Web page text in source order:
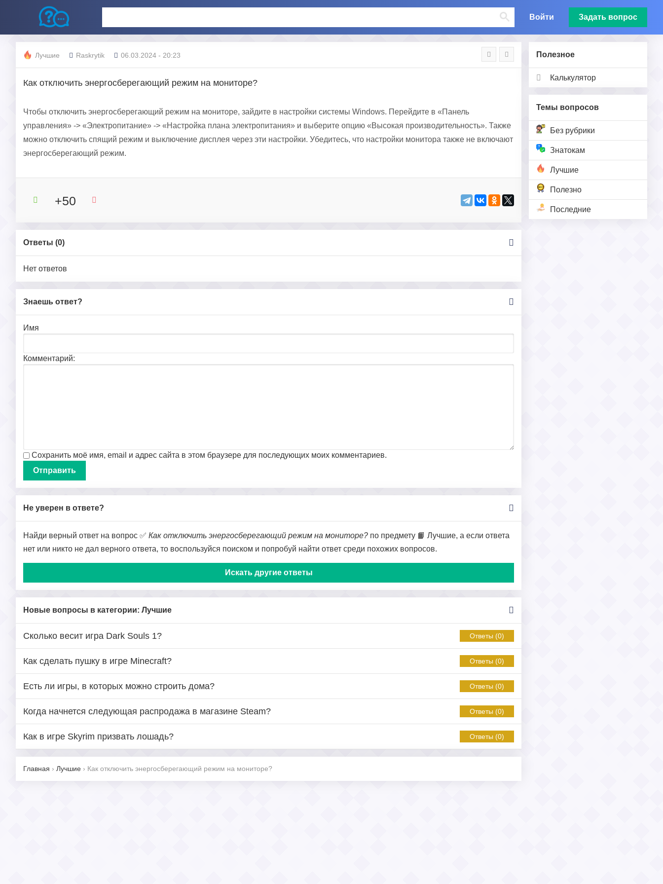
Войти Задать вопрос
Полезное
Калькулятор
Темы вопросов
Без рубрики
Знатокам
Лучшие
Полезно
Последние
Лучшие Raskrytik 06.03.2024 - 20:23
Как отключить энергосберегающий режим на мониторе?
Чтобы отключить энергосберегающий режим на мониторе, зайдите в настройки системы Windows. Перейдите в «Панель
управления» -> «Электропитание» -> «Настройка плана электропитания» и выберите опцию «Высокая производительность». Также
можно отключить спящий режим и выключение дисплея через эти настройки. Убедитесь, что настройки монитора также не включают
энергосберегающий режим.
+50
Ответы (0)
Нет ответов
Знаешь ответ?
Имя
Комментарий:
Сохранить моё имя, email и адрес сайта в этом браузере для последующих моих комментариев.
Не уверен в ответе?
Найди верный ответ на вопрос ✅ Как отключить энергосберегающий режим на мониторе? по предмету 📙 Лучшие, а если ответа
нет или никто не дал верного ответа, то воспользуйся поиском и попробуй найти ответ среди похожих вопросов.
Искать другие ответы
Новые вопросы в категории: Лучшие
Сколько весит игра Dark Souls 1? Ответы (0)
Как сделать пушку в игре Minecraft? Ответы (0)
Есть ли игры, в которых можно строить дома? Ответы (0)
Когда начнется следующая распродажа в магазине Steam? Ответы (0)
Как в игре Skyrim призвать лошадь? Ответы (0)
Главная › Лучшие › Как отключить энергосберегающий режим на мониторе?